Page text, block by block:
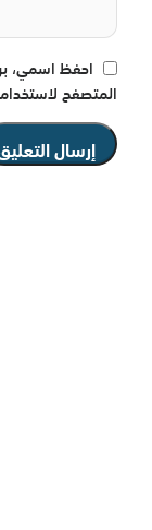
احفظ اسمي،
المتصفح